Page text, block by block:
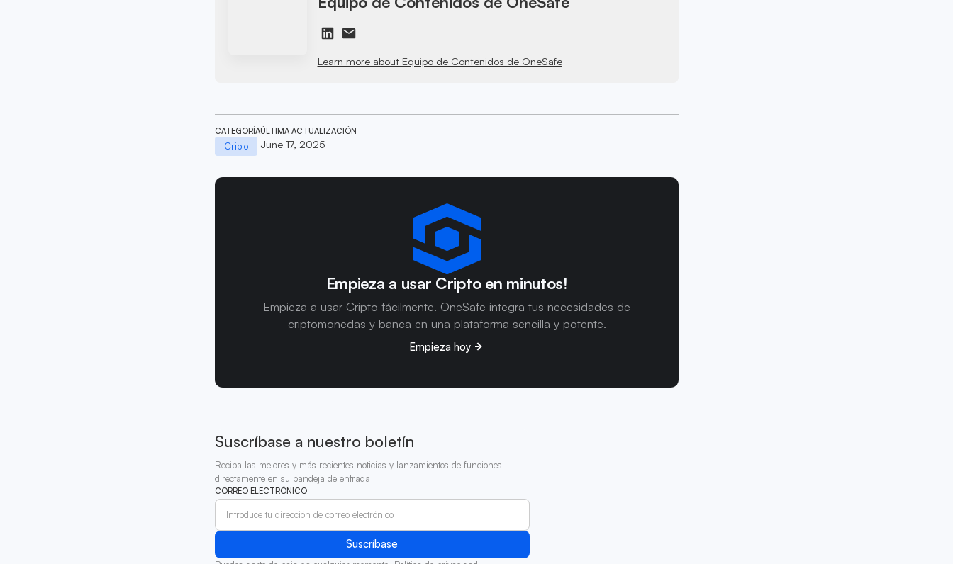
Learn more about Equipo de Contenidos de OneSafe
CATEGORÍA
Cripto
ÚLTIMA ACTUALIZACIÓN
June 17, 2025
Empieza a usar Cripto en minutos!
Empieza a usar Cripto fácilmente. OneSafe integra tus necesidades de
criptomonedas y banca en una plataforma sencilla y potente.
Empieza hoy
Suscríbase a nuestro boletín
Reciba las mejores y más recientes noticias y lanzamientos de funciones
directamente en su bandeja de entrada
CORREO ELECTRÓNICO